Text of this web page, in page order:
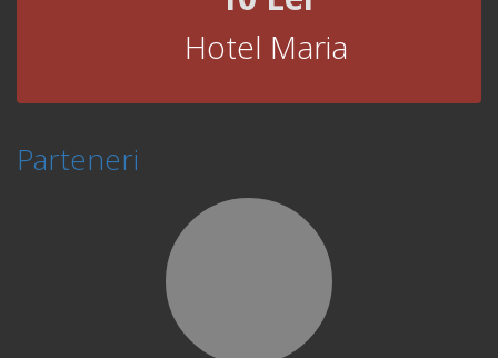
Hotel Maria
Parteneri